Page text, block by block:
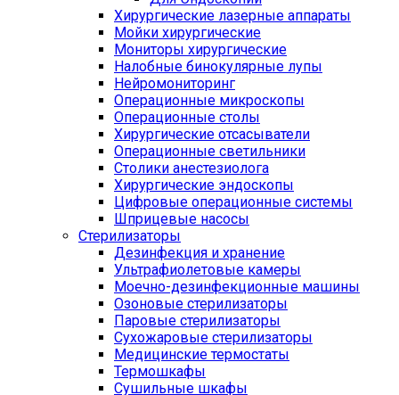
Хирургические лазерные аппараты
Мойки хирургические
Мониторы хирургические
Налобные бинокулярные лупы
Нейромониторинг
Операционные микроскопы
Операционные столы
Хирургические отсасыватели
Операционные светильники
Столики анестезиолога
Хирургические эндоскопы
Цифровые операционные системы
Шприцевые насосы
Стерилизаторы
Дезинфекция и хранение
Ультрафиолетовые камеры
Моечно-дезинфекционные машины
Озоновые стерилизаторы
Паровые стерилизаторы
Сухожаровые стерилизаторы
Медицинские термостаты
Термошкафы
Сушильные шкафы